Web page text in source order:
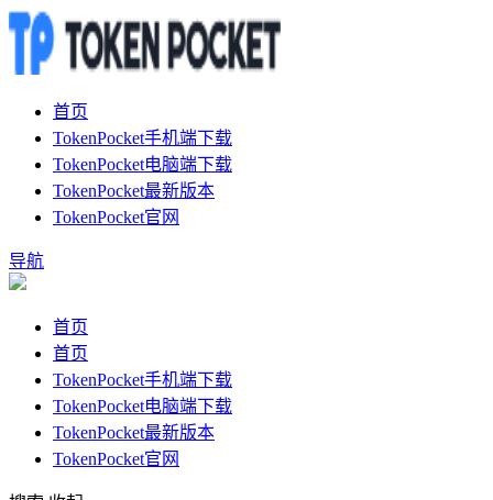
首页
TokenPocket手机端下载
TokenPocket电脑端下载
TokenPocket最新版本
TokenPocket官网
导航
首页
首页
TokenPocket手机端下载
TokenPocket电脑端下载
TokenPocket最新版本
TokenPocket官网